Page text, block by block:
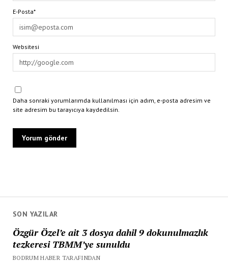
SON YAZILAR
Özgür Özel’e ait 3 dosya dahil 9 dokunulmazlık
tezkeresi TBMM’ye sunuldu
BODRUM HABER TARAFINDAN
E-Posta*
Websitesi
Daha sonraki yorumlarımda kullanılması için adım, e-posta adresim ve
site adresim bu tarayıcıya kaydedilsin.